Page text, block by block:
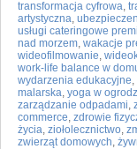
transformacja cyfrowa,
artystyczna,
usługi cateringowe
nad morzem, wakacje
wideofilmowanie,
work-life balance w
wydarzenia edukacyjne,
malarska, yoga w
zarządzanie odpadami,
commerce, zdrowie
życia, ziołolecznictwo,
zwierząt domowych,